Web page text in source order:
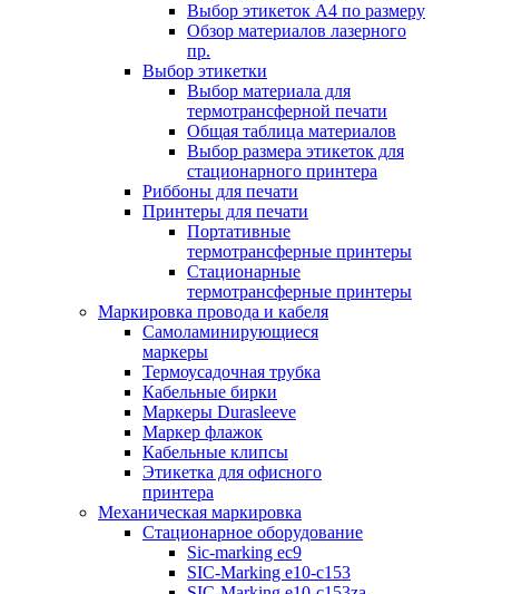
Выбор этикеток А4 по размеру
Обзор материалов лазерного
пр.
Выбор этикетки
Выбор материала для
термотрансферной печати
Общая таблица материалов
Выбор размера этикеток для
стационарного принтера
Риббоны для печати
Принтеры для печати
Портативные
термотрансферные принтеры
Стационарные
термотрансферные принтеры
Маркировка провода и кабеля
Самоламинирующиеся
маркеры
Термоусадочная трубка
Кабельные бирки
Маркеры Durasleeve
Маркер флажок
Кабельные клипсы
Этикетка для офисного
принтера
Механическая маркировка
Стационарное оборудование
Sic-marking ec9
SIC-Marking e10-c153